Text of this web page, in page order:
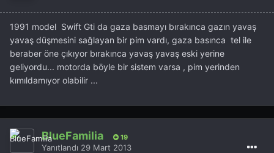
1991 model Swift Gti da gaza basmayı bırakınca gazın yavaş
yavaş düşmesini sağlayan bir pim vardı, gaza basınca tel ile
beraber öne çıkıyor bırakınca yavaş yavaş eski yerine
geliyordu... motorda böyle bir sistem varsa , pim yerinden
kımıldamıyor olabilir ...
BlueFamilia 19
Yanıtlandı 29 Mart 2013